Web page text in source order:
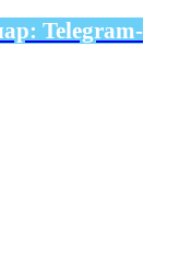
Telegram-